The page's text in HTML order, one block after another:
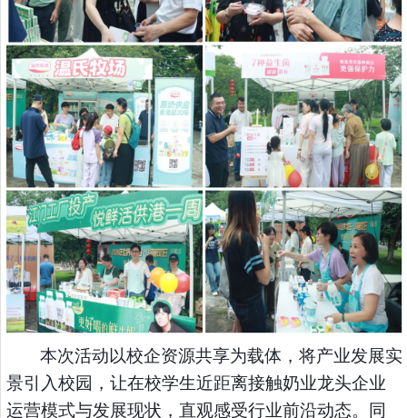
本次活动以校企资源共享为载体，将产业发展实
景引入校园，让在校学生近距离接触奶业龙头企业
运营模式与发展现状，直观感受行业前沿动态。同